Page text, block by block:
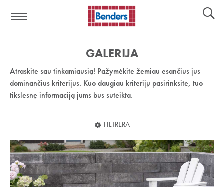
nuoroda:
GALERIJA
Atraskite sau tinkamiausią! Pažymėkite žemiau esančius jus
dominančius kriterijus. Kuo daugiau kriterijų pasirinksite, tuo
tikslesnę informaciją jums bus suteikta.
FILTRERA